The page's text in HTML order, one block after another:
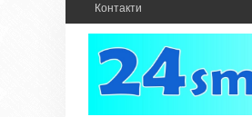
Контакти